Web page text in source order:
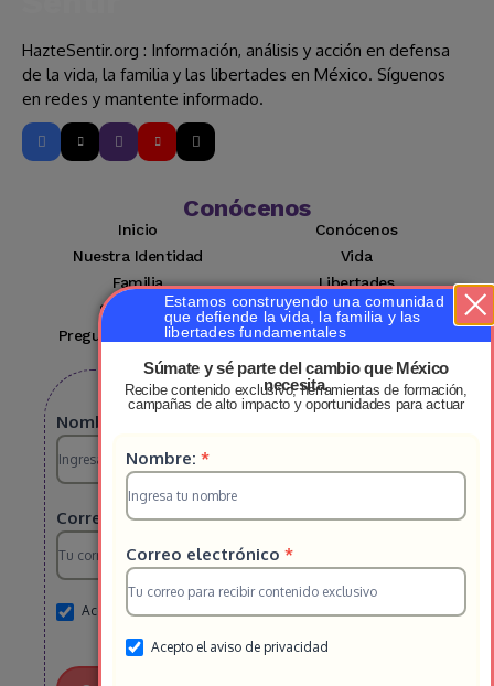
HazteSentir.org : Información, análisis y acción en defensa
de la vida, la familia y las libertades en México. Síguenos
en redes y mantente informado.
Conócenos
Inicio
Conócenos
Nuestra Identidad
Vida
Familia
Libertades
Suscríbete
Mi cuenta
Preguntas Frecuentes
Contacto
Suscribete a nuestro boletin
Suscripcion
HS
2025
Nombre:
Correo electrónico*
Acepto el aviso de privacidad
Estamos construyendo una comunidad
que defiende la vida, la familia y las
libertades fundamentales
Súmate y sé parte del cambio que México
necesita.
Recibe contenido exclusivo, herramientas de formación,
campañas de alto impacto y oportunidades para actuar
Suscripcion
HS
2025
Nombre: *
Correo electrónico *
Acepto el aviso de privacidad